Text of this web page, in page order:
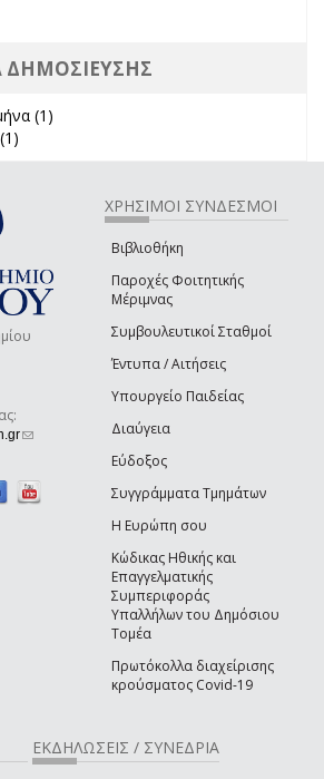
(1)
(link sends e-mail)
ΧΡΗΣΙΜΟΙ ΣΥΝΔΕΣΜΟΙ
Βιβλιοθήκη
Παροχές Φοιτητικής
Μέριμνας
Συμβουλευτικοί Σταθμοί
Έντυπα / Αιτήσεις
Υπουργείο Παιδείας
Διαύγεια
Εύδοξος
Συγγράμματα Τμημάτων
Η Ευρώπη σου
Κώδικας Ηθικής και
Επαγγελματικής
Συμπεριφοράς
Υπαλλήλων του Δημόσιου
Τομέα
Πρωτόκολλα διαχείρισης
κρούσματος Covid-19
ΕΚΔΗΛΩΣΕΙΣ / ΣΥΝΕΔΡΙΑ